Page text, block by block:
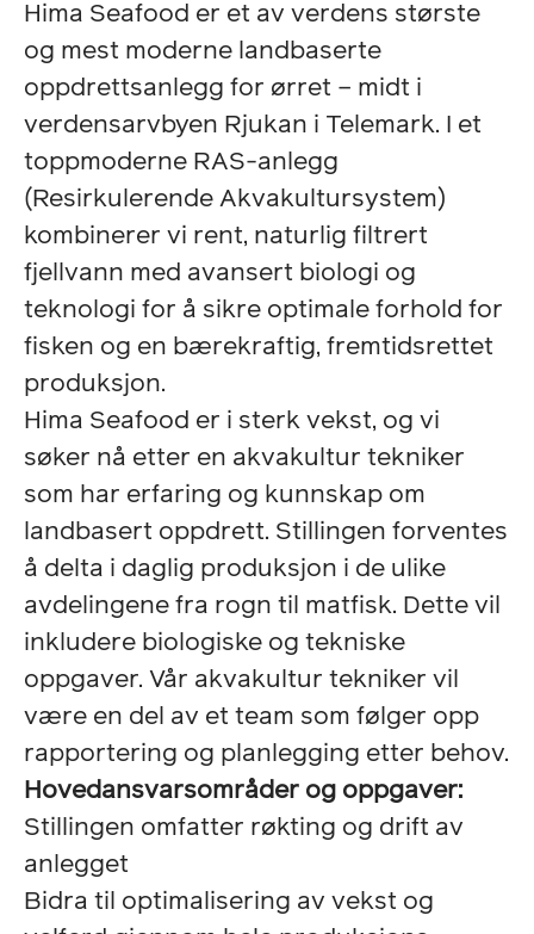
Hima Seafood er et av verdens største
og mest moderne landbaserte
oppdrettsanlegg for ørret – midt i
verdensarvbyen Rjukan i Telemark. I et
toppmoderne RAS-anlegg
(Resirkulerende Akvakultursystem)
kombinerer vi rent, naturlig filtrert
fjellvann med avansert biologi og
teknologi for å sikre optimale forhold for
fisken og en bærekraftig, fremtidsrettet
produksjon.
Hima Seafood er i sterk vekst, og vi
søker nå etter en akvakultur tekniker
som har erfaring og kunnskap om
landbasert oppdrett. Stillingen forventes
å delta i daglig produksjon i de ulike
avdelingene fra rogn til matfisk. Dette vil
inkludere biologiske og tekniske
oppgaver. Vår akvakultur tekniker vil
være en del av et team som følger opp
rapportering og planlegging etter behov.
Hovedansvarsområder og oppgaver:
Stillingen omfatter røkting og drift av
anlegget
Bidra til optimalisering av vekst og